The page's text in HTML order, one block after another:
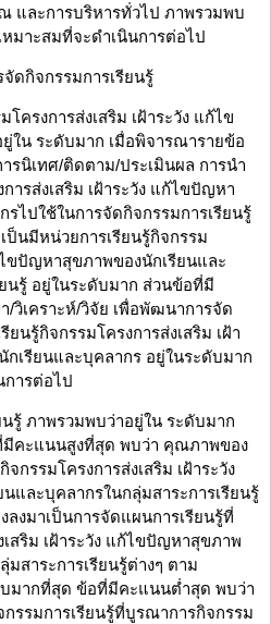
และการบริหารทั่วไป ภาพรวมพบ
มาะสมที่จะดำเนินการต่อไป
ดกิจกรรมการเรียนรู้
ครงการส่งเสริม เฝ้าระวัง แก้ไข
น ระดับมาก เมื่อพิจารณารายข้อ
นิเทศ/ติดตาม/ประเมินผล การนำ
ารส่งเสริม เฝ้าระวัง แก้ไขปัญหา
ไปใช้ในการจัดกิจกรรมการเรียนรู้
ป็นมีหน่วยการเรียนรู้กิจกรรม
ไขปัญหาสุขภาพของนักเรียนและ
นรู้ อยู่ในระดับมาก ส่วนข้อที่มี
วิเคราะห์/วิจัย เพื่อพัฒนาการจัด
ยนรู้กิจกรรมโครงการส่งเสริม เฝ้า
เรียนและบุคลากร อยู่ในระดับมาก
การต่อไป
รู้ ภาพรวมพบว่าอยู่ใน ระดับมาก
คะแนนสูงที่สุด พบว่า คุณภาพของ
กรรมโครงการส่งเสริม เฝ้าระวัง
และบุคลากรในกลุ่มสาระการเรียนรู้
งมาเป็นการจัดแผนการเรียนรู้ที่
สริม เฝ้าระวัง แก้ไขปัญหาสุขภาพ
สาระการเรียนรู้ต่างๆ ตาม
บมากที่สุด ข้อที่มีคะแนนต่ำสุด พบว่า
รรมการเรียนรู้ที่บูรณาการกิจกรรม